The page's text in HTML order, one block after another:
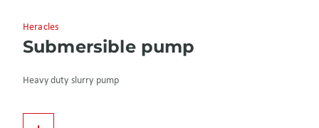
Heracles
Submersible pump
Heavy duty slurry pump